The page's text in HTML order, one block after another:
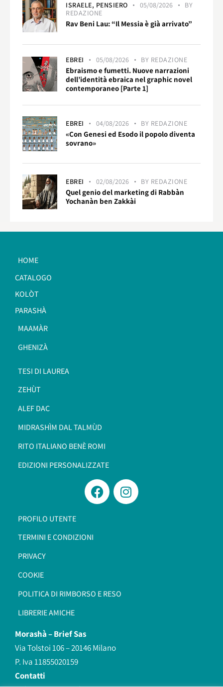
ISRAELE, PENSIERO 05/08/2026
BY
REDAZIONE
Rav Beni Lau: “Il Messia è già arrivato”
EBREI 05/08/2026 BY REDAZIONE
Ebraismo e fumetti. Nuove narrazioni
dell’identità ebraica nel graphic novel
contemporaneo [Parte 1]
EBREI 04/08/2026 BY REDAZIONE
«Con Genesi ed Esodo il popolo diventa
sovrano»
EBREI 02/08/2026 BY REDAZIONE
Quel genio del marketing di Rabbàn
Yochanàn ben Zakkài
HOME
CATALOGO
KOLÒT
PARASHÀ
MAAMÀR
GHENIZÀ
TESI DI LAUREA
ZEHÙT
ALEF DAC
MIDRASHÌM DAL TALMÙD
RITO ITALIANO BENÈ ROMI​
EDIZIONI PERSONALIZZATE
PROFILO UTENTE
TERMINI E CONDIZIONI
PRIVACY
COOKIE
POLITICA DI RIMBORSO E RESO
LIBRERIE AMICHE
Morashà –Brief Sas
Via Tolstoi 106 – 20146 Milano
P. Iva 11855020159
Contatti